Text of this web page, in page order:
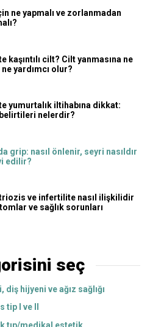
ne yapmalı ve zorlanmadan
kaşıntılı cilt? Cilt yanmasına ne
yardımcı olur?
yumurtalık iltihabına dikkat:
nelerdir?
grip: nasıl önlenir, seyri nasıldır
edilir?
ve infertilite nasıl ilişkilidir
ve sağlık sorunları
seç
hijyeni ve ağız sağlığı
I ve II
tıp/medikal estetik